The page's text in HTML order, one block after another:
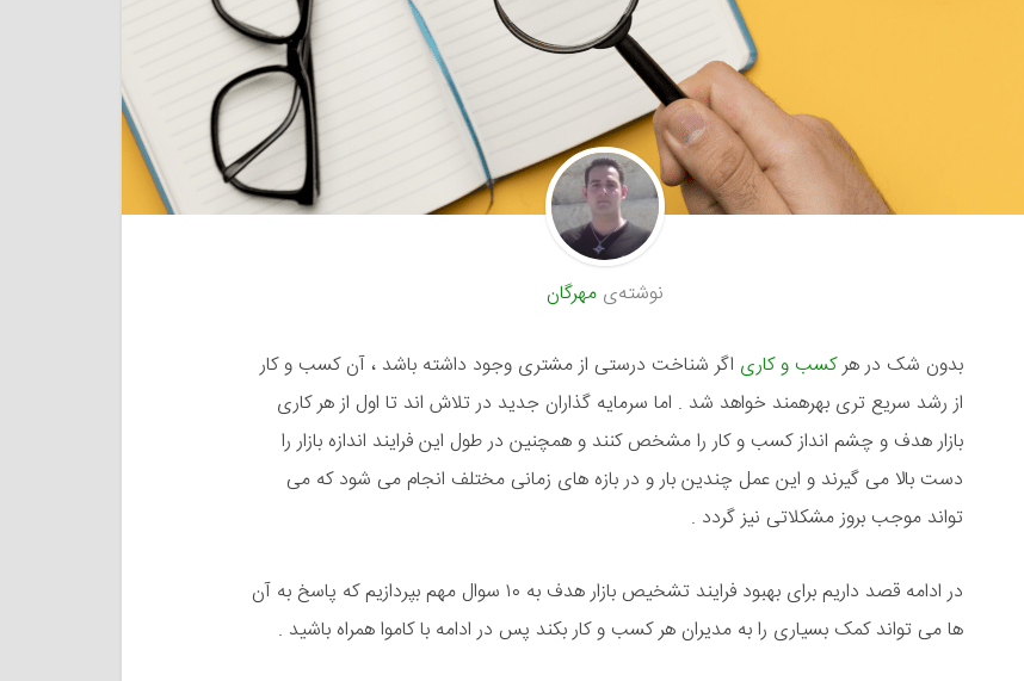
نوشته‌ی مهرگان
بدون شک در هرکسب‎ و کاری
اگر شناخت درستی از مشتری وجود داشته باشد ، آن کسب و کار
از رشد سریع تری بهرهمند خواهد شد . اما سرمایه گذاران جدید در تلاش اند تا اول از هر کاری
بازار هدف و چشم انداز کسب و کار را مشخص کنند و همچنین در طول این فرایند اندازه بازار را
دست بالا می گیرند و این عمل چندین بار و در بازه های زمانی مختلف انجام می شود که می
تواند موجب بروز مشکلاتی نیز گردد .
در ادامه قصد داریم برای بهبود فرایند تشخیص بازار هدف به ۱۰ سوال مهم بپردازیم که پاسخ به آن
ها می تواند کمک بسیاری را به مدیران هر کسب و کار بکند پس در ادامه با کاموا همراه باشید .